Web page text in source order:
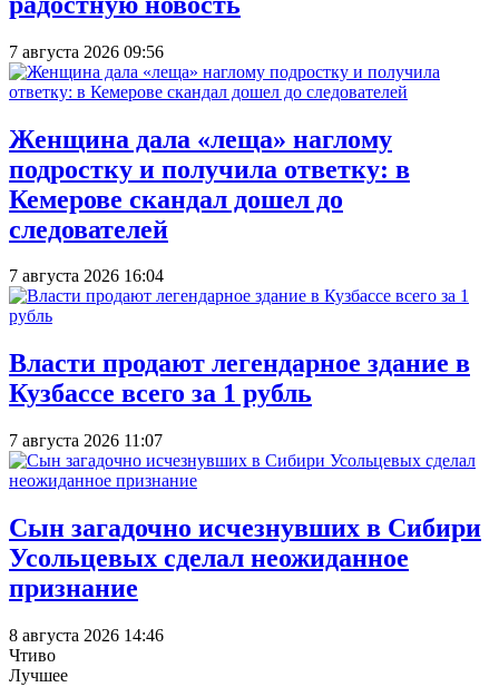
7 августа 2026 09:56
Женщина дала «леща» наглому
подростку и получила ответку: в
Кемерове скандал дошел до
следователей
7 августа 2026 16:04
Власти продают легендарное здание в
Кузбассе всего за 1 рубль
7 августа 2026 11:07
Сын загадочно исчезнувших в Сибири
Усольцевых сделал неожиданное
признание
8 августа 2026 14:46
Чтиво
Лучшее